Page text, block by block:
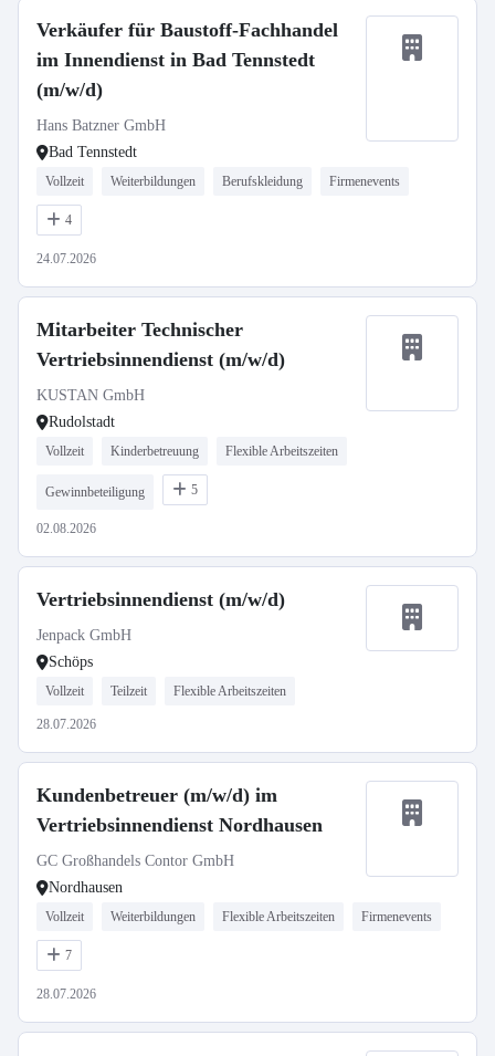
Verkäufer für Baustoff-Fachhandel
im Innendienst in Bad Tennstedt
(m/w/d)
Hans Batzner GmbH
Bad Tennstedt
Vollzeit Weiterbildungen Berufskleidung Firmenevents
4
24.07.2026
Mitarbeiter Technischer
Vertriebsinnendienst (m/w/d)
KUSTAN GmbH
Rudolstadt
Vollzeit Kinderbetreuung Flexible Arbeitszeiten
Gewinnbeteiligung 5
02.08.2026
Vertriebsinnendienst (m/w/d)
Jenpack GmbH
Schöps
Vollzeit Teilzeit Flexible Arbeitszeiten
28.07.2026
Kundenbetreuer (m/w/d) im
Vertriebsinnendienst Nordhausen
GC Großhandels Contor GmbH
Nordhausen
Vollzeit Weiterbildungen Flexible Arbeitszeiten Firmenevents
7
28.07.2026